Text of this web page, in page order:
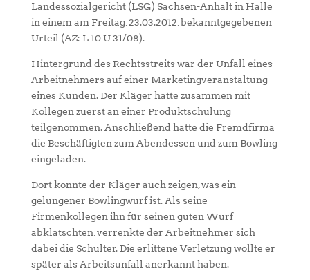
Landessozialgericht (LSG) Sachsen-Anhalt in Halle
in einem am Freitag, 23.03.2012, bekanntgegebenen
Urteil (AZ: L 10 U 31/08).
Hintergrund des Rechtsstreits war der Unfall eines
Arbeitnehmers auf einer Marketingveranstaltung
eines Kunden. Der Kläger hatte zusammen mit
Kollegen zuerst an einer Produktschulung
teilgenommen. Anschließend hatte die Fremdfirma
die Beschäftigten zum Abendessen und zum Bowling
eingeladen.
Dort konnte der Kläger auch zeigen, was ein
gelungener Bowlingwurf ist. Als seine
Firmenkollegen ihn für seinen guten Wurf
abklatschten, verrenkte der Arbeitnehmer sich
dabei die Schulter. Die erlittene Verletzung wollte er
später als Arbeitsunfall anerkannt haben.